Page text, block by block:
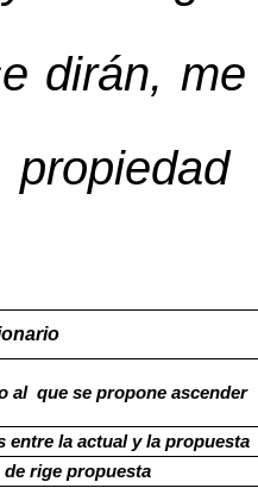
dirán,
al que se propone ascender
entre la actual y la propuesta
de rige propuesta